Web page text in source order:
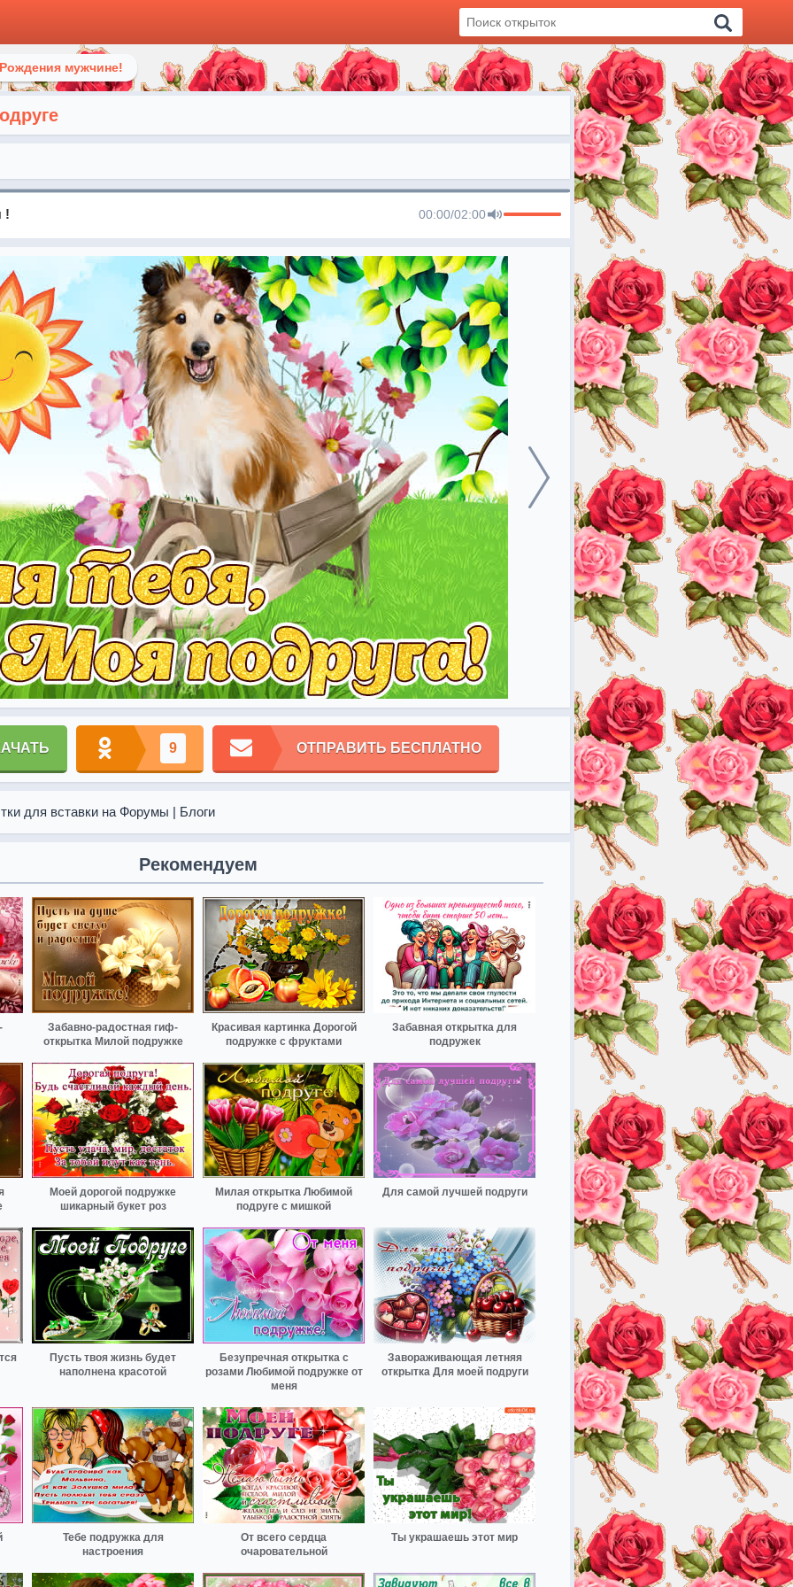
мужчине!
! 00:00/02:00
9 ОТПРАВИТЬ БЕСПЛАТНО
для вставки на Форумы | Блоги
Рекомендуем
Забавно-радостная гиф-
открытка Милой подружке
Красивая картинка Дорогой
подружке с фруктами
Забавная открытка для
подружек
Моей дорогой подружке
шикарный букет роз
Милая открытка Любимой
подруге с мишкой
Для самой лучшей подруги
Пусть твоя жизнь будет
наполнена красотой
Безупречная открытка с
розами Любимой подружке от
меня
Завораживающая летняя
открытка Для моей подруги
Тебе подружка для
настроения
От всего сердца
очаровательной
Ты украшаешь этот мир